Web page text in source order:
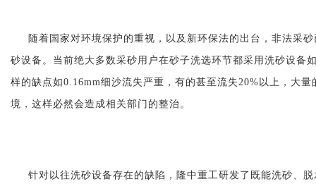
随着国家对环境保护的重视，以及新环保法的出台，非法采
砂设备。当前绝大多数采砂用户在砂子洗选环节都采用洗砂设备
样的缺点如0.16mm细沙流失严重，有的甚至流失20%以上，大
境，这样必然会造成相关部门的整治。
针对以往洗砂设备存在的缺陷，隆中重工研发了既能洗砂、